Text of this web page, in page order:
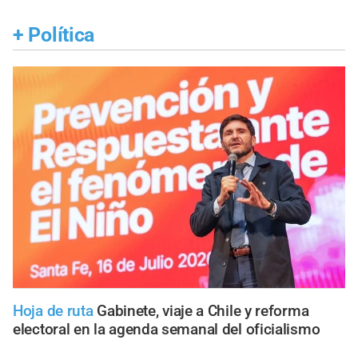
+ Política
Hoja de ruta Gabinete, viaje a Chile y reforma
electoral en la agenda semanal del oficialismo